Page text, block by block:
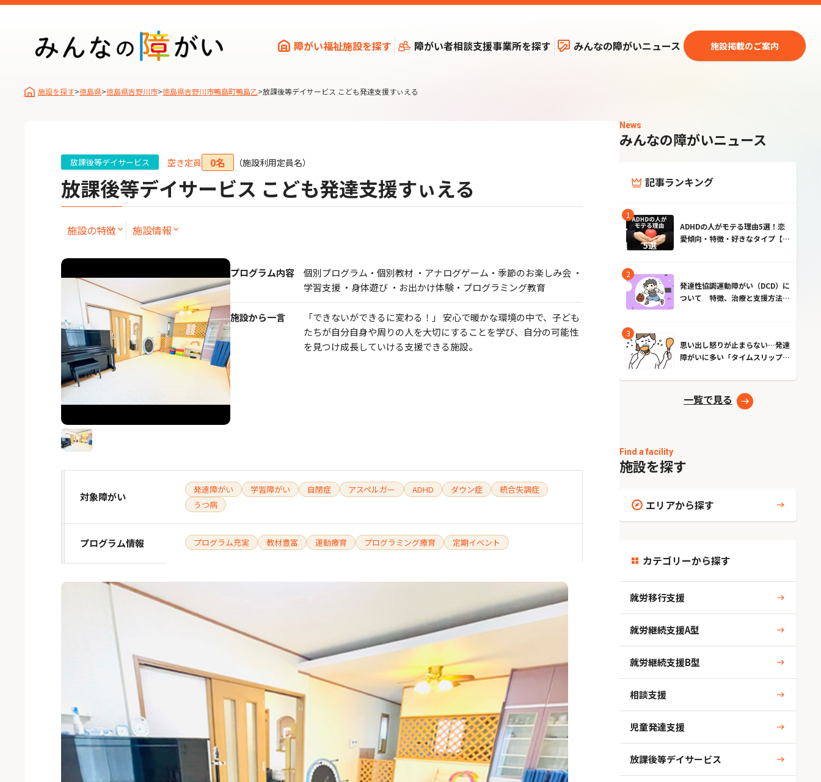
障がい福祉施設を探す 障がい者相談支援事業所を探す みんなの障がいニュース 施設掲載のご案内
施設を探す>徳島県>徳島県吉野川市>徳島県吉野川市鴨島町鴨島乙>放課後等デイサービス こども発達支援すぃえる
放課後等デイサービス 空き定員 0名 （施設利⽤定員名）
放課後等デイサービス こども発達支援すぃえる
施設の特徴 施設情報
プログラム内容
個別プログラム・個別教材 ・アナログゲーム・季節のお楽しみ会 ・
学習支援 ・身体遊び ・お出かけ体験・プログラミング教育
施設から一言
「できないができるに変わる！」 安心で暖かな環境の中で、子ども
たちが自分自身や周りの人を大切にすることを学び、自分の可能性
を見つけ成長していける支援できる施設。
対象障がい
発達障がい 学習障がい 自閉症 アスペルガー ADHD ダウン症
統合失調症
うつ病
プログラム情報 プログラム充実 教材豊富 運動療育 プログラミング療育 定期イベント
News
みんなの障がいニュース
記事ランキング
ADHDの人がモテる理由5選！恋
愛傾向・特徴・好きなタイプ【男
発達性協調運動障がい（DCD）に
ついて 特徴、治療と支援方法と
思い出し怒りが止まらない…発達
障がいに多い「タイムスリップ現
一覧で見る
Find a facility
施設を探す
エリアから探す
カテゴリーから探す
就労移行支援
就労継続支援A型
就労継続支援B型
相談支援
児童発達支援
放課後等デイサービス